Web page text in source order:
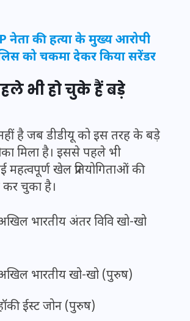
नेता की हत्या के मुख्य आरोपी
को चकमा देकर किया सरेंडर
भी हो चुके हैं बड़े
है जब डीडीयू को इस तरह के बड़े
मिला है। इससे पहले भी
महत्वपूर्ण खेल प्रतियोगिताओं की
चुका है।
भारतीय अंतर विवि खो-खो
भारतीय खो-खो (पुरुष)
ईस्ट जोन (पुरुष)